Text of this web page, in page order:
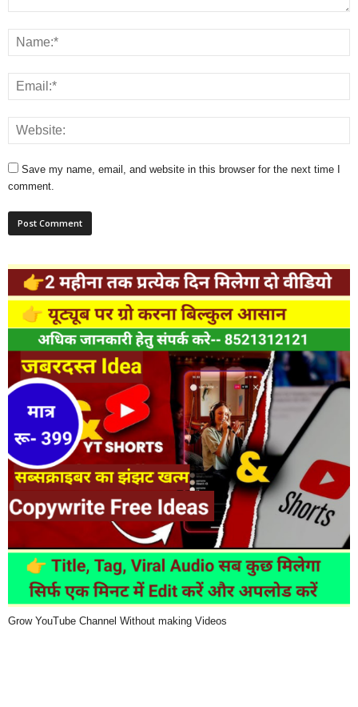
Save my name, email, and website in this browser for the next time I
comment.
Grow YouTube Channel Without making Videos